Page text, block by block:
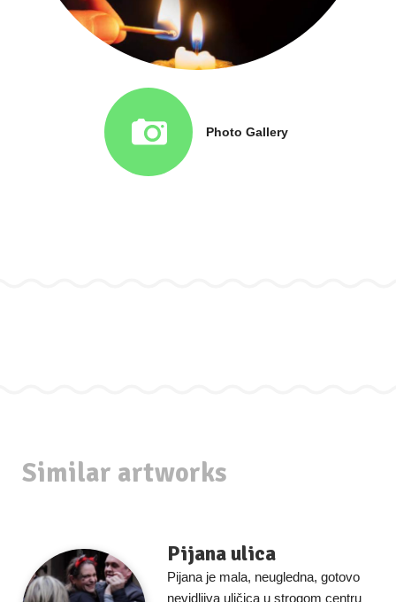
Photo Gallery
Similar artworks
Pijana ulica
Pijana je mala, neugledna, gotovo
nevidljiva uličica u strogom centru